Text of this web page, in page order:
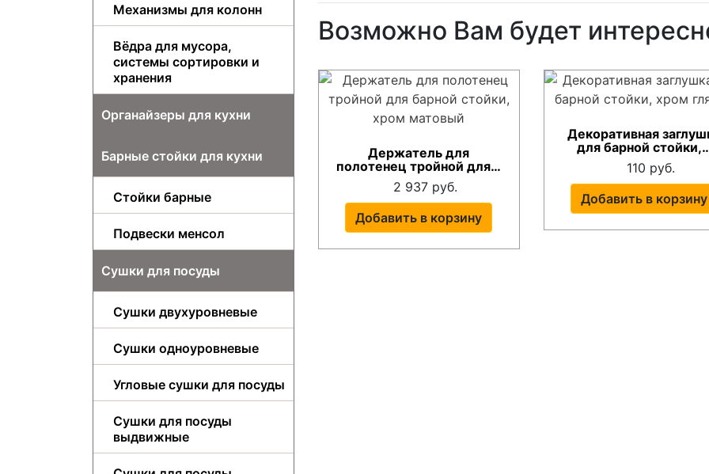
Механизмы для колонн
Вёдра для мусора,
системы сортировки и
хранения
Органайзеры для кухни
Барные стойки для кухни
Стойки барные
Подвески менсол
Сушки для посуды
Сушки двухуровневые
Сушки одноуровневые
Угловые сушки для посуды
Сушки для посуды
выдвижные
Возможно Вам будет
Держатель для
полотенец тройной для…
2 937 руб.
Добавить в корзину
Декоративная
для барной
110 руб.
Добавить в корзину